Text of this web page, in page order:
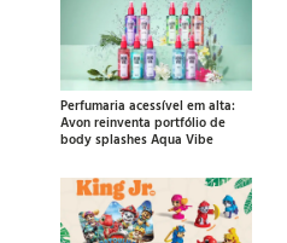
Perfumaria acessível em alta:
Avon reinventa portfólio de
body splashes Aqua Vibe